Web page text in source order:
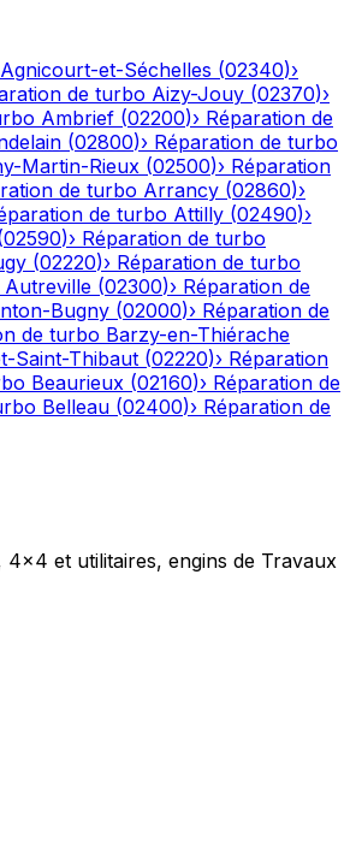
Agnicourt-et-Séchelles (02340)›
de turbo Aizy-Jouy (02370)›
Ambrief (02200)› Réparation de
(02800)› Réparation de turbo
Martin-Rieux (02500)› Réparation
de turbo Arrancy (02860)›
de turbo Attilly (02490)›
02590)› Réparation de turbo
(02220)› Réparation de turbo
Autreville (02300)› Réparation de
Bugny (02000)› Réparation de
de turbo Barzy-en-Thiérache
Saint-Thibaut (02220)› Réparation
Beaurieux (02160)› Réparation de
Belleau (02400)› Réparation de
et utilitaires, engins de Travaux